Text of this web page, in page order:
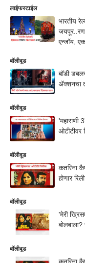
लाईफस्टाईल
भारतीय
एन्जॉय,
बॉलीवूड
बॉडी
ॲक्शनचा
बॉलीवूड
ओटीटीवर
बॉलीवूड
कतरिना
होणार
बॉलीवूड
'मेरी
बॉलीवूड